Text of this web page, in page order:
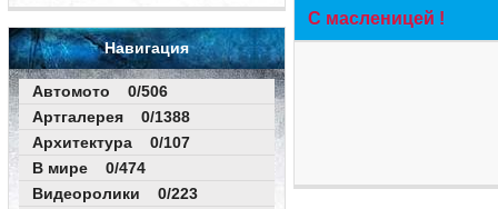
Навигация
Автомото 0/506
Артгалерея 0/1388
Архитектура 0/107
В мире 0/474
Видеоролики 0/223
С масленицей !